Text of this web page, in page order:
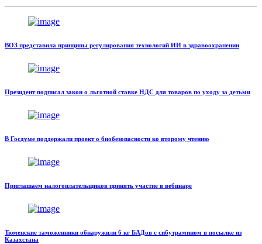
ВОЗ представила принципы регулирования технологий ИИ в здравоохранении
Президент подписал закон о льготной ставке НДС для товаров по уходу за детьми
В Госдуме поддержали проект о биобезопасности ко второму чтению
Приглашаем налогоплательщиков принять участие в вебинаре
Тюменские таможенники обнаружили 6 кг БАДов с сибутрамином в посылке из
Казахстана